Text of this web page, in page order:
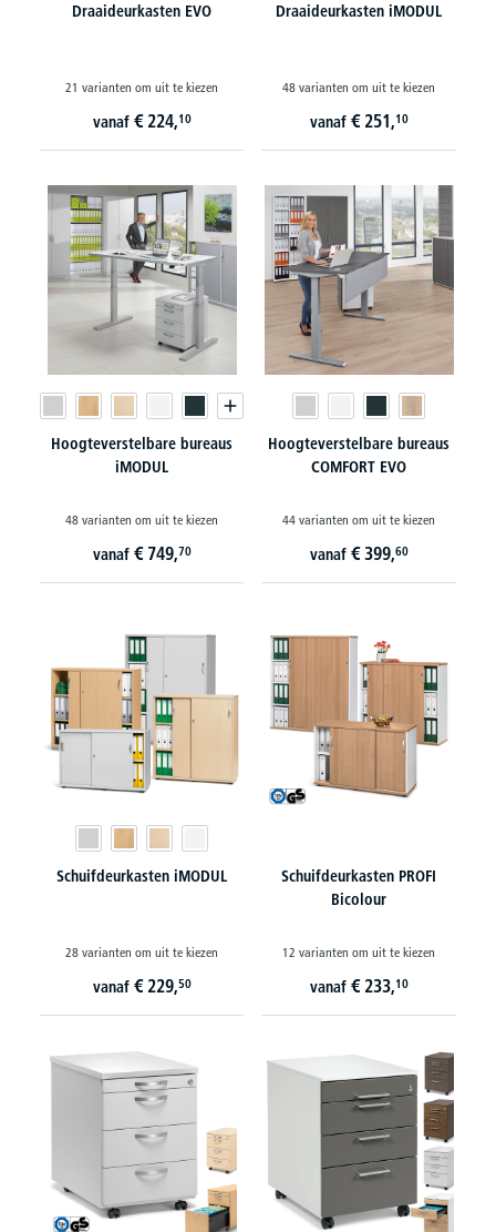
Draaideurkasten EVO
21 varianten om uit te kiezen
vanaf € 224,10
Draaideurkasten iMODUL
48 varianten om uit te kiezen
vanaf € 251,10
Hoogteverstelbare bureaus
iMODUL
48 varianten om uit te kiezen
vanaf € 749,70
Hoogteverstelbare bureaus
COMFORT EVO
44 varianten om uit te kiezen
vanaf € 399,60
Schuifdeurkasten iMODUL
28 varianten om uit te kiezen
vanaf € 229,50
Schuifdeurkasten PROFI
Bicolour
12 varianten om uit te kiezen
vanaf € 233,10